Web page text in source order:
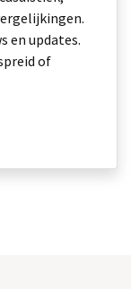
en updates.
of